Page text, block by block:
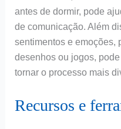
antes de dormir, pode
de comunicação. Além
sentimentos e emoções,
desenhos ou jogos,
tornar o processo mais
Recursos e